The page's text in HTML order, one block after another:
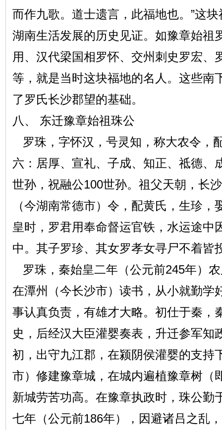
而作九歌。道士遗言，此福地也。”这
湖南生活发展的历史见证。如豫章始祖
用、汉代梁国相罗怀、交州刺史罗宏、
等，就是当时这块福地的名人。这些南
了罗氏长沙郡望的基础。
八、 东迁豫章始祖珠公
罗珠，字怀汉，号灵知，称大农令，
六：居厚、宣礼、子成、知正、祗德、
世孙，祝融公100世孙。祖父天朝，长
（今湖南常德市）令，配黄氏，生珍
皇时，罗君用奉命督运官铁，水运途中
中。其子罗珍、其女罗孝女寻尸不着皆
罗珠，秦始皇二年（公元前245年）
在潭州（今长沙市）读书，从小就勤学
事认真负责，有雄才大略。初仕于秦，
史，后经汉大臣灌婴奏表，升迁参军知
初，出守九江郡，在颍阴侯灌婴的支持
市）修建豫章城，在城内遍植豫章树（
新城劳苦功高。在豫章执政时，珠公勤
七年（公元前186年），因避诸吕之乱